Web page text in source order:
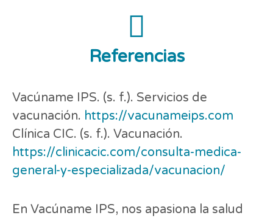
Referencias
Vacúname IPS. (s. f.). Servicios de
vacunación. https://vacunameips.com
Clínica CIC. (s. f.). Vacunación.
https://clinicacic.com/consulta-medica-
general-y-especializada/vacunacion/
En Vacúname IPS, nos apasiona la salud